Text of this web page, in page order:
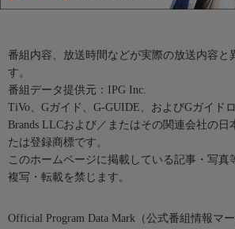
番組内容、放送時間などが実際の放送内容と
す。
番組データ提供元：IPG Inc.
TiVo、Gガイド、G-GUIDE、およびGガイド
Brands LLCおよび／またはその関連会社の日
たは登録商標です。
このホームページに掲載している記事・写真
複写・転載を禁じます。
Official Program Data Mark（公式番組情報マー